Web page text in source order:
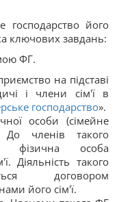
господарство його
ключових завдань:
ФГ.
на підставі
і члени сім'ї в
господарство».
особи (сімейне
До членів такого
фізична особа
Діяльність такого
договором
його сім'ї.